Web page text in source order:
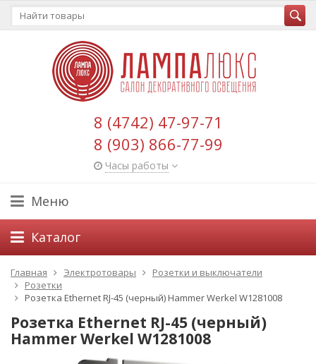
8 (4742) 47-97-71
8 (903) 866-77-99
Часы работы
Меню
Каталог
Главная Электротовары
Розетки и выключатели
Розетки
Розетка Ethernet RJ-45 (черный) Hammer Werkel W1281008
Розетка Ethernet RJ-45 (черный)
Hammer Werkel W1281008